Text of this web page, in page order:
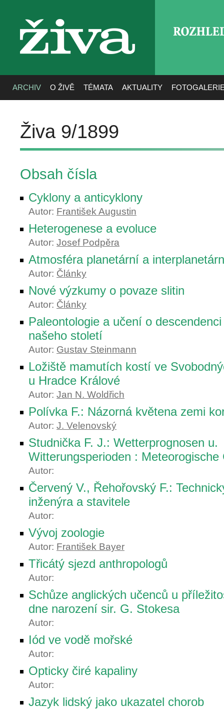
živa
ARCHIV O ŽIVĚ TÉMATA AKTUALITY
Živa 9/1899
Obsah čísla
Cyklony a anticyklony
Autor: František Augustin
Heterogenese a evoluce
Autor: Josef Podpěra
Atmosféra planetární a
Autor: Články
Nové výzkumy o povaze slitin
Autor: Články
Paleontologie a učení o
našeho století
Autor: Gustav Steinmann
Ložiště mamutích kostí ve
u Hradce Králové
Autor: Jan N. Woldřich
Polívka F.: Názorná květena zemi
Autor: J. Velenovský
Studnička F. J.: Wetterprognosen u.
Witterungsperioden : Meteorogische
Autor:
Červený V., Řehořovský F.:
inženýra a stavitele
Autor:
Vývoj zoologie
Autor: František Bayer
Třicátý sjezd anthropologů
Autor:
Schůze anglických učenců u
dne narození sir. G. Stokesa
Autor:
Iód ve vodě mořské
Autor:
Opticky čiré kapaliny
Autor:
Jazyk lidský jako ukazatel chorob